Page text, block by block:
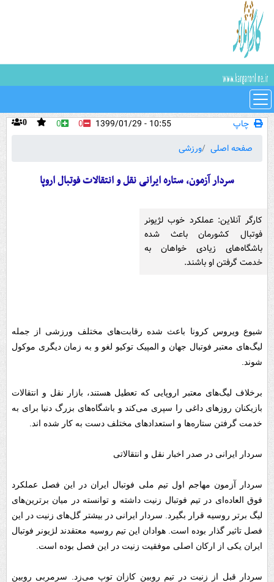
چاپ 0 0 0
10:55 - 1399/01/29
صفحه اصلی
ورزشی
سردار آزمون، ستاره ایرانی نقل و انتقالات فوتبال اروپا
کارگر آنلاین: عملکرد خوب لژیونر
فوتبال کشورمان باعث شده
باشگاه‌های زیادی خواهان به
خدمت گرفتن او باشند.
شیوع ویروس کرونا باعث شده رقابت‌های مختلف ورزشی از جمله
لیگ‌های معتبر فوتبال جهان و المپیک توکیو لغو و به زمان دیگری موکول
شوند.
برخلاف لیگ‌های معتبر اروپایی که تعطیل هستند، بازار نقل و انتقالات
بازیکنان روز‌های داغی را سپری می‌کند و باشگاه‌های بزرگ دنیا برای به
خدمت گرفتن ستاره‌ها و استعداد‌های مختلف دست به کار شده اند.
سردار ایرانی در صدر اخبار نقل و انتقالاتی
سردار آزمون مهاجم اول تیم ملی فوتبال ایران در این فصل عملکرد
فوق العاده‌ای در تیم فوتبال زنیت داشته و توانسته در میان برترین‌های
لیگ برتر روسیه قرار بگیرد. سردار ایرانی در بیشتر گل‌های زنیت در این
فصل تاثیر گذار بوده است. هوادان این تیم روسیه معتقدند لژیونر فوتبال
ایران یکی از ارکان اصلی موفقیت زنیت در این فصل بوده است.
سردار قبل از زنیت در تیم روبین کازان توپ می‌زد. سرمربی روبین